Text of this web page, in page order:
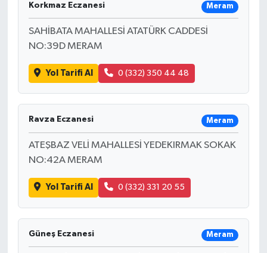
Korkmaz Eczanesi Meram
SAHİBATA MAHALLESİ ATATÜRK CADDESİ
NO:39D MERAM
Yol Tarifi Al 0 (332) 350 44 48
Ravza Eczanesi Meram
ATEŞBAZ VELİ MAHALLESİ YEDEKIRMAK SOKAK
NO:42A MERAM
Yol Tarifi Al 0 (332) 331 20 55
Güneş Eczanesi Meram